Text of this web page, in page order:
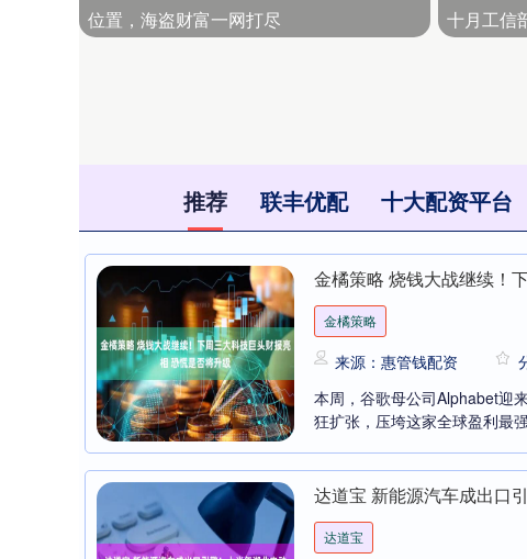
位置，海盗财富一网打尽
十月工信
推荐 联丰优配 十大配资平台
金橘策略 烧钱大战继续！
金橘策略
来源：惠管钱配资
本周，谷歌母公司Alphabet迎
狂扩张，压垮这家全球盈利最
达道宝 新能源汽车成出口
达道宝